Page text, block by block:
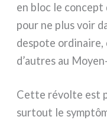
en bloc le con­cept
pour ne plus voir
despo­te
d’autres au
Cette révol­te est
sur­tout le